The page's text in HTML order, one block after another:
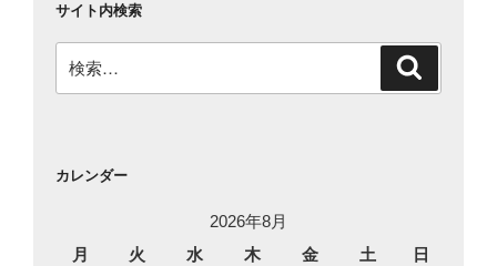
サイト内検索
索:
カレンダー
2026年8月
月
火 水 木 金 土 日